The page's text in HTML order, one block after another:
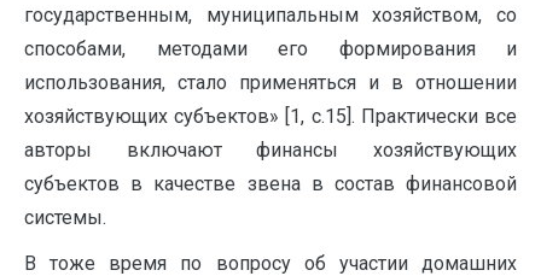
государственным, муниципальным хозяйством, со
способами, методами его формирования и
использования, стало применяться и в отношении
хозяйствующих субъектов» [1, с.15]. Практически все
авторы включают финансы хозяйствующих
субъектов в качестве звена в состав финансовой
системы.
В тоже время по вопросу об участии домашних